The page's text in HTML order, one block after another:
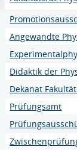
Angewandte
Didaktik der
Dekanat
Prüfungsamt